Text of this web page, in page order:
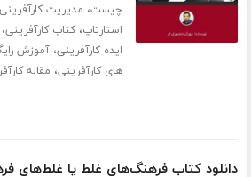
چیست، مدیریت
استارتاپ،کتاب کارآفرینی
ایده کارآفرینی،آموزش
های کارآفرینی، مقاله
دانلود کتاب فرهنگ‌های غلط یا غلط‌های